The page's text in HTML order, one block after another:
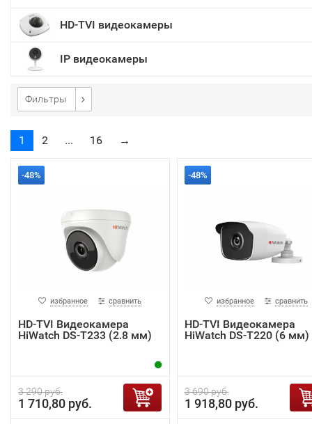
HD-TVI видеокамеры
IP видеокамеры
Фильтры
1 2 ... 16 →
-48%
избранное сравнить
HD-TVI Видеокамера
HiWatch DS-T233 (2.8 мм)
3 290 руб.
1 710,80 руб.
-48%
избранное сравнить
HD-TVI Видеокамера
HiWatch DS-T220 (6 мм)
3 690 руб.
1 918,80 руб.